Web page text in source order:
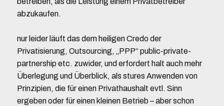
abzukaufen.
nur leider läuft das dem heiligen Credo der
Privatisierung, Outsourcing, „PPP“ public-private-
partnership etc. zuwider, und erfordert halt auch mehr
Überlegung und Überblick, als stures Anwenden von
Prinzipien, die für einen Privathaushalt evtl. Sinn
ergeben oder für einen kleinen Betrieb – aber schon